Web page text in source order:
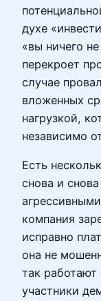
духе
«вы ничего
перекроет
случае
вложенных
нагрузкой,
независимо
Есть
снова и
компания
исправно
она не
так
участники